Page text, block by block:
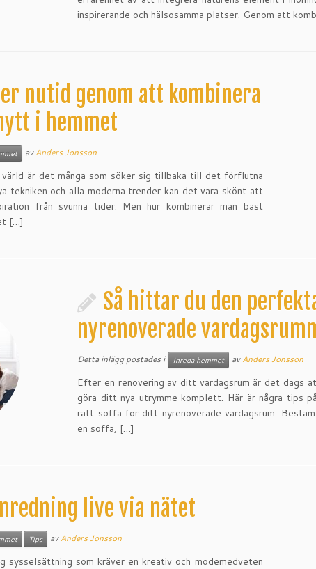
inspirerande och hälsosamma platser. Genom att
nutid genom att kombinera
i hemmet
avAnders Jonsson
är det många som söker sig tillbaka till det förflutna
tekniken och alla moderna trender kan det vara skönt att
från svunna tider. Men hur kombinerar man bäst
[…]
Så hittar du den
nyrenoverade
Detta inlägg postades i Inreda hemmet avAnders Jonsson
Efter en renovering av ditt vardagsrum är det
göra ditt nya utrymme komplett. Här är några tips
rätt soffa för ditt nyrenoverade vardagsrum.
en soffa, […]
live via nätet
Tips avAnders Jonsson
som kräver en kreativ och modemedveten